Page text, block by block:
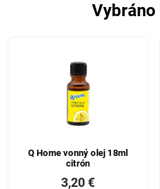
Q Home vonný olej 18ml
citrón
3,20 €